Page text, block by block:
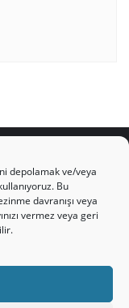
depolamak ve/veya
Bu
davranışı veya
vermez veya geri
Bize Yazın
Makaleler